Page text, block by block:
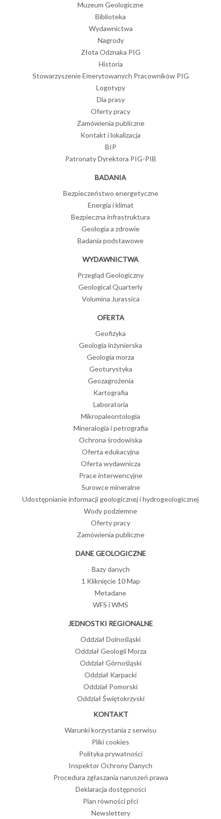
Muzeum Geologiczne
Biblioteka
Wydawnictwa
Nagrody
Złota Odznaka PIG
Historia
Stowarzyszenie Emerytowanych Pracowników PIG
Logotypy
Dla prasy
Oferty pracy
Zamówienia publiczne
Kontakt i lokalizacja
BIP
Patronaty Dyrektora PIG-PIB
BADANIA
Bezpieczeństwo energetyczne
Energia i klimat
Bezpieczna infrastruktura
Geologia a zdrowie
Badania podstawowe
WYDAWNICTWA
Przegląd Geologiczny
Geological Quarterly
Volumina Jurassica
OFERTA
Geofizyka
Geologia inżynierska
Geologia morza
Geoturystyka
Geozagrożenia
Kartografia
Laboratoria
Mikropaleontologia
Mineralogia i petrografia
Ochrona środowiska
Oferta edukacyjna
Oferta wydawnicza
Prace interwencyjne
Surowce mineralne
Udostępnianie informacji geologicznej i hydrogeologicznej
Wody podziemne
Oferty pracy
Zamówienia publiczne
DANE GEOLOGICZNE
Bazy danych
1 Kliknięcie 10 Map
Metadane
WFS i WMS
JEDNOSTKI REGIONALNE
Oddział Dolnośląski
Oddział Geologii Morza
Oddział Górnośląski
Oddział Karpacki
Oddział Pomorski
Oddział Świętokrzyski
KONTAKT
Warunki korzystania z serwisu
Pliki cookies
Polityka prywatności
Inspektor Ochrony Danych
Procedura zgłaszania naruszeń prawa
Deklaracja dostępności
Plan równości płci
Newslettery